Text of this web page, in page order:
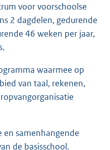
voor voorschoolse
2 dagdelen, gedurende
46 weken per jaar,
waarmee op
van taal, rekenen,
en samenhangende
de basisschool.